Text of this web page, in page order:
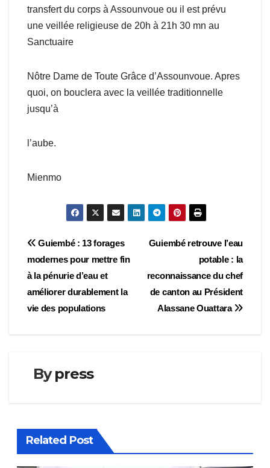
transfert du corps à Assounvoue ou il est prévu
une veillée religieuse de 20h à 21h 30 mn au
Sanctuaire
Nôtre Dame de Toute Grâce d’Assounvoue. Apres
quoi, on bouclera avec la veillée traditionnelle
jusqu’à
l’aube.
Mienmo
Navigation
de
l’article
Guiembé retrouve l’eau
potable : la
reconnaissance du chef
de canton au Président
Alassane Ouattara
Guiembé : 13 forages
modernes pour mettre fin
à la pénurie d’eau et
améliorer durablement la
vie des populations
Bypress
Related Post